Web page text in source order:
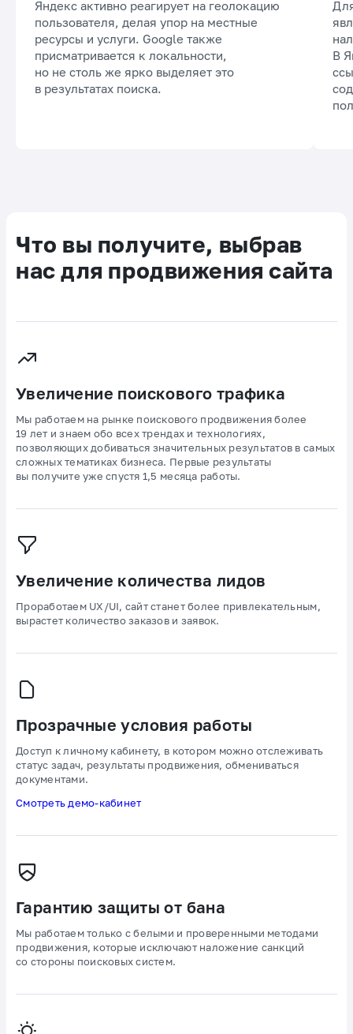
Геотаргетирование
Яндекс активно реагирует на геолокацию
пользователя, делая упор на местные
ресурсы и услуги. Google также
присматривается к локальности,
но не столь же ярко выделяет это
В
Что вы получите, выбрав
нас для продвижения сайта
Увеличение поискового трафика
Мы работаем на рынке поискового продвижения более
19 лет и знаем обо всех трендах и технологиях,
позволяющих добиваться значительных результатов в самых
сложных тематиках бизнеса. Первые результаты
Увеличение количества лидов
Проработаем UX/UI, сайт станет более привлекательным,
Прозрачные условия работы
Доступ к личному кабинету, в котором можно отслеживать
статус задач, результаты продвижения, обмениваться
документами.
Гарантию защиты от бана
Мы работаем только с белыми и проверенными методами
продвижения, которые исключают наложение санкций